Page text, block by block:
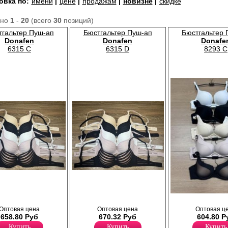
1- 20(всего 30позиций)
Пуш-ап
Donafen
6315 C
чашками и
бретели
цена
658.80 Руб
Бюстгальтер Пуш-ап
Donafen
6315 D
Хлопок 35%
Оптовая цена
670.32 Руб
Бюстгальтер
8293 C
чашками и Push-Up эффектом.
тонкие, регулируются по длине,
несъемные.
Оптовая
604.80